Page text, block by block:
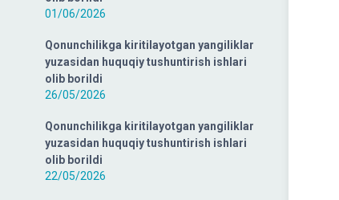
01/06/2026
Qonunchilikga kiritilayotgan yangiliklar
yuzasidan huquqiy tushuntirish ishlari
olib borildi
26/05/2026
Qonunchilikga kiritilayotgan yangiliklar
yuzasidan huquqiy tushuntirish ishlari
olib borildi
22/05/2026